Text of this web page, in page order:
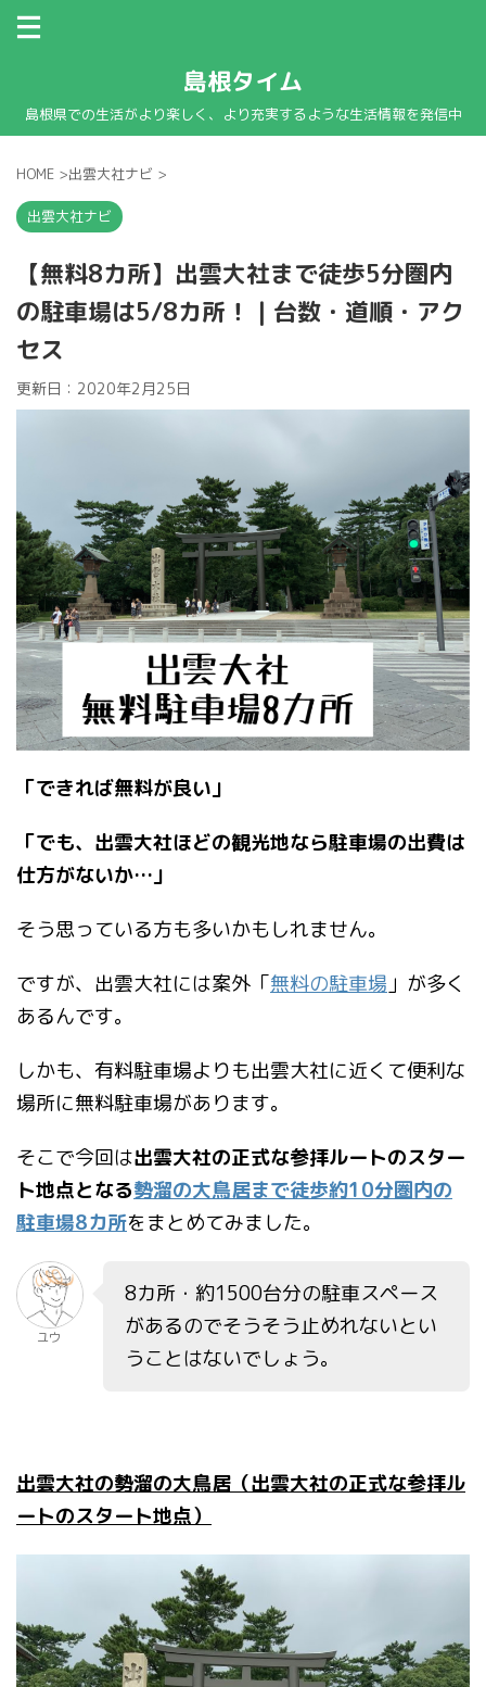
島根タイム
島根県での生活がより楽しく、より充実するような生活情報を発信中
HOME >出雲大社ナビ >
出雲大社ナビ
【無料8カ所】出雲大社まで徒歩5分圏内
の駐車場は5/8カ所！｜台数・道順・アク
セス
更新日： 2020年2月25日
「できれば無料が良い」
「でも、出雲大社ほどの観光地なら駐車場の出費は
仕方がないか…」
そう思っている方も多いかもしれません。
ですが、出雲大社には案外「無料の駐車場 」が多く
あるんです。
しかも、有料駐車場よりも出雲大社に近くて便利な
場所に無料駐車場があります。
そこで今回は出雲大社の正式な参拝ルートのスター
ト地点となる勢溜の大鳥居まで徒歩約10分圏内の
駐車場8カ所をまとめてみました。
ユウ
8カ所・約1500台分の駐車スペース
があるのでそうそう止めれないとい
うことはないでしょう。
出雲大社の勢溜の大鳥居（出雲大社の正式な参拝ル
ートのスタート地点）